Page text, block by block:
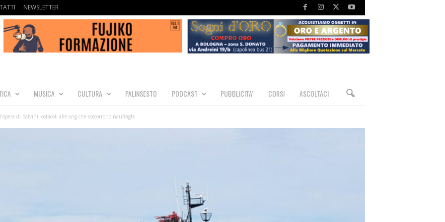
NEWSLETTER
MUSICA CULTURA PALINSESTO PODCAST PUBBLICITA’ CORSI ASCOLTACI
di Salvini: ostacoli alle ong che soccorrono naufraghi